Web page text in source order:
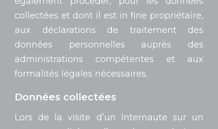
collectées et dont il est in fine propriétaire,
aux déclarations de traitement des
données personnelles auprès des
administrations compétentes et aux
formalités légales nécessaires.
Données collectées
Lors de la visite d’un Internaute sur un